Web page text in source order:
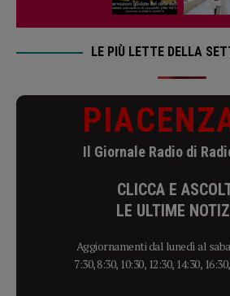
LE PIÙ LETTE DELLA
Il Giornale Radio di
CLICCA E
LE ULTIME
Aggiornamenti dal lunedì al
7:30, 8:30, 10:30, 12:30, 14:30,